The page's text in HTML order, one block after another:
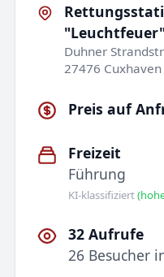
"Leuchtfeuer"
Duhner
27476 Cuxhaven
Preis auf
Freizeit
Führung
KI-klassifiziert
32 Aufrufe
26 Besucher